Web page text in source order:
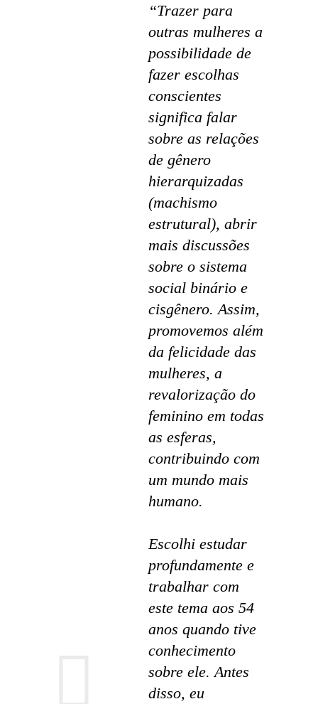
“Trazer para
outras mulheres a
possibilidade de
fazer escolhas
conscientes
significa falar
sobre as relações
de gênero
hierarquizadas
(machismo
estrutural), abrir
mais discussões
sobre o sistema
social binário e
cisgênero. Assim,
promovemos além
da felicidade das
mulheres, a
revalorização do
feminino em todas
as esferas,
contribuindo com
um mundo mais
humano.
Escolhi estudar
profundamente e
trabalhar com
este tema aos 54
anos quando tive
conhecimento
sobre ele. Antes
disso, eu